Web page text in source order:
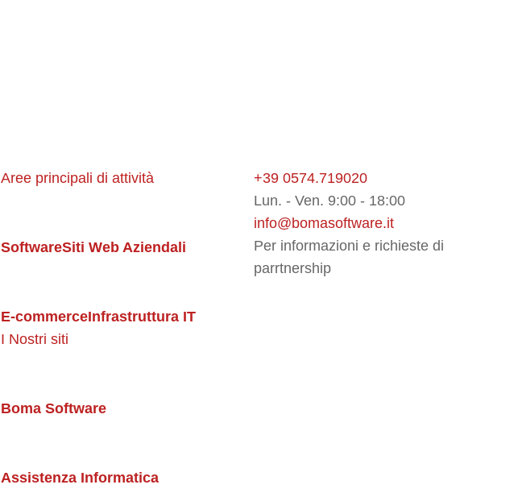
Aree principali di attività
SoftwareSiti Web Aziendali
E-commerceInfrastruttura IT
I Nostri siti
Boma Software
Assistenza Informatica
+39 0574.719020
Lun. - Ven. 9:00 - 18:00
info@bomasoftware.it
Per informazioni e richieste di
parrtnership